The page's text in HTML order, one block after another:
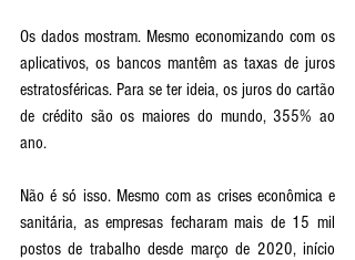
Os dados mostram. Mesmo economizando com os
aplicativos, os bancos mantêm as taxas de juros
estratosféricas. Para se ter ideia, os juros do cartão
de crédito são os maiores do mundo, 355% ao
ano.
Não é só isso. Mesmo com as crises econômica e
sanitária, as empresas fecharam mais de 15 mil
postos de trabalho desde março de 2020, início